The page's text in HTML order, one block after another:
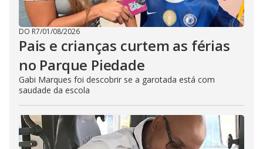
DO R7/01/08/2026
Pais e crianças curtem as férias
no Parque Piedade
Gabi Marques foi descobrir se a garotada está com
saudade da escola